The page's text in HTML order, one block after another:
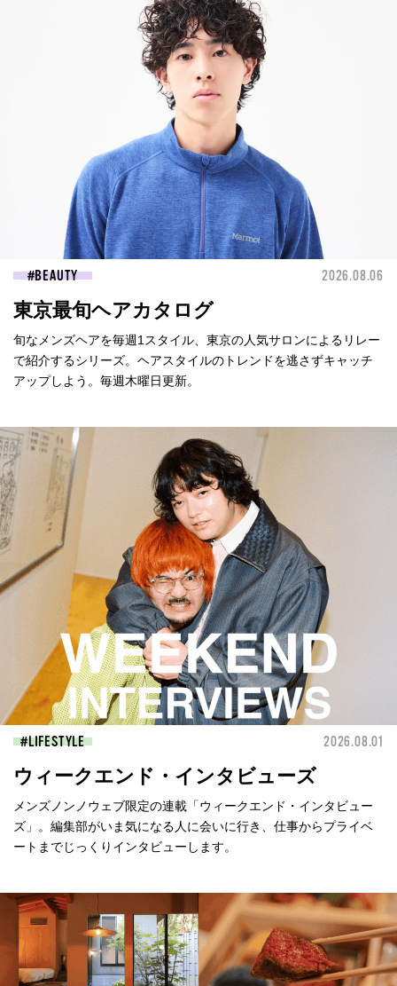
BEAUTY 2026.08.06
東京最旬ヘアカタログ
旬なメンズヘアを毎週1スタイル、東京の人気サロンによるリレー
で紹介するシリーズ。ヘアスタイルのトレンドを逃さずキャッチ
アップしよう。毎週木曜日更新。
LIFESTYLE 2026.08.01
ウィークエンド・インタビューズ
メンズノンノウェブ限定の連載「ウィークエンド・インタビュー
ズ」。編集部がいま気になる人に会いに行き、仕事からプライベ
ートまでじっくりインタビューします。